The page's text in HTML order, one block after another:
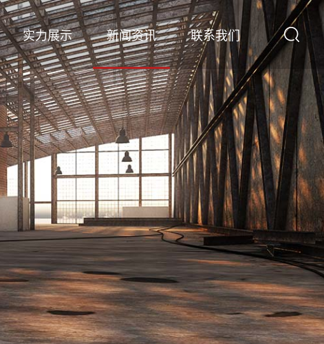
实力展示 新闻资讯 联系我们